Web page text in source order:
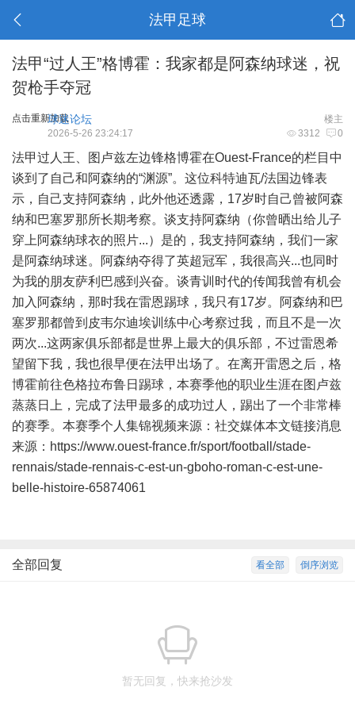
法甲足球
法甲“过人王”格博霍：我家都是阿森纳球迷，祝
贺枪手夺冠
点击重新加载 楼主
球迷论坛
3312 0
2026-5-26 23:24:17
法甲过人王、图卢兹左边锋格博霍在Ouest-France的栏目中
谈到了自己和阿森纳的“渊源”。这位科特迪瓦/法国边锋表
示，自己支持阿森纳，此外他还透露，17岁时自己曾被阿森
纳和巴塞罗那所长期考察。谈支持阿森纳（你曾晒出给儿子
穿上阿森纳球衣的照片...）是的，我支持阿森纳，我们一家
是阿森纳球迷。阿森纳夺得了英超冠军，我很高兴...也同时
为我的朋友萨利巴感到兴奋。谈青训时代的传闻我曾有机会
加入阿森纳，那时我在雷恩踢球，我只有17岁。阿森纳和巴
塞罗那都曾到皮韦尔迪埃训练中心考察过我，而且不是一次
两次...这两家俱乐部都是世界上最大的俱乐部，不过雷恩希
望留下我，我也很早便在法甲出场了。在离开雷恩之后，格
博霍前往色格拉布鲁日踢球，本赛季他的职业生涯在图卢兹
蒸蒸日上，完成了法甲最多的成功过人，踢出了一个非常棒
的赛季。本赛季个人集锦视频来源：社交媒体本文链接消息
来源：https://www.ouest-france.fr/sport/football/stade-
rennais/stade-rennais-c-est-un-gboho-roman-c-est-une-
belle-histoire-65874061
倒序浏览
看全部
全部回复
暂无回复，快来抢沙发